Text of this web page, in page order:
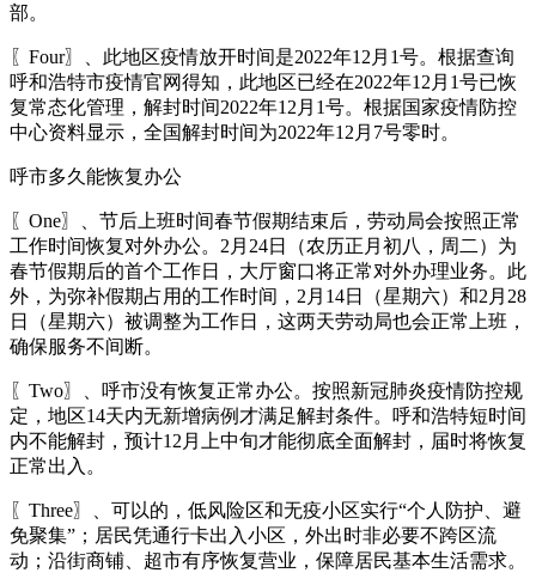
部。
〖Four〗、此地区疫情放开时间是2022年12月1号。根据查询
呼和浩特市疫情官网得知，此地区已经在2022年12月1号已恢
复常态化管理，解封时间2022年12月1号。根据国家疫情防控
中心资料显示，全国解封时间为2022年12月7号零时。
呼市多久能恢复办公
〖One〗、节后上班时间春节假期结束后，劳动局会按照正常
工作时间恢复对外办公。2月24日（农历正月初八，周二）为
春节假期后的首个工作日，大厅窗口将正常对外办理业务。此
外，为弥补假期占用的工作时间，2月14日（星期六）和2月28
日（星期六）被调整为工作日，这两天劳动局也会正常上班，
确保服务不间断。
〖Two〗、呼市没有恢复正常办公。按照新冠肺炎疫情防控规
定，地区14天内无新增病例才满足解封条件。呼和浩特短时间
内不能解封，预计12月上中旬才能彻底全面解封，届时将恢复
正常出入。
〖Three〗、可以的，低风险区和无疫小区实行“个人防护、避
免聚集”；居民凭通行卡出入小区，外出时非必要不跨区流
动；沿街商铺、超市有序恢复营业，保障居民基本生活需求。